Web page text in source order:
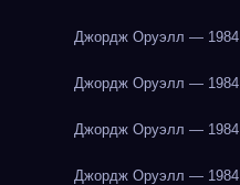
Джордж Оруэлл — 1984
Джордж Оруэлл — 1984
Джордж Оруэлл — 1984
Джордж Оруэлл — 1984